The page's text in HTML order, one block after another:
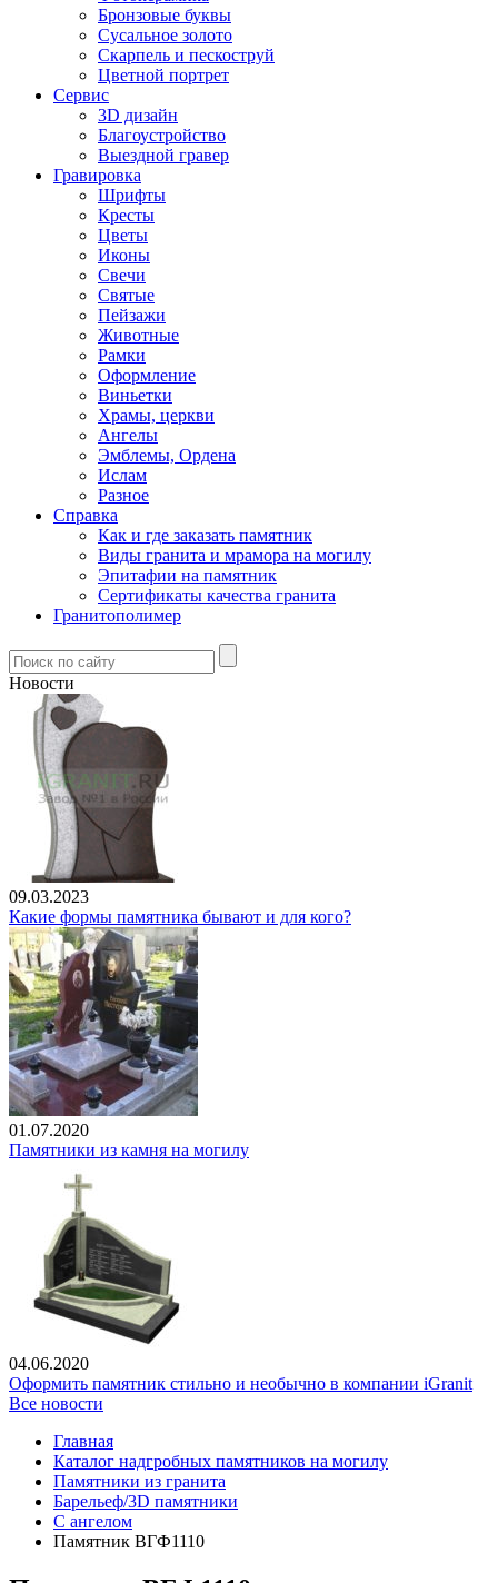
Бронзовые буквы
Сусальное золото
Скарпель и пескоструй
Цветной портрет
Сервис
3D дизайн
Благоустройство
Выездной гравер
Гравировка
Шрифты
Кресты
Цветы
Иконы
Свечи
Святые
Пейзажи
Животные
Рамки
Оформление
Виньетки
Храмы, церкви
Ангелы
Эмблемы, Ордена
Ислам
Разное
Справка
Как и где заказать памятник
Виды гранита и мрамора на могилу
Эпитафии на памятник
Сертификаты качества гранита
Гранитополимер
Новости
09.03.2023
Какие формы памятника бывают и для кого?
01.07.2020
Памятники из камня на могилу
04.06.2020
Оформить памятник стильно и необычно в компании iGranit
Все новости
Главная
Каталог надгробных памятников на могилу
Памятники из гранита
Барельеф/3D памятники
С ангелом
Памятник ВГФ1110